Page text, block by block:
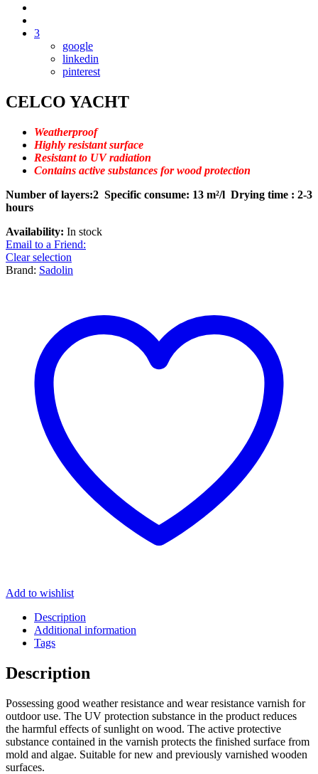
3
google
linkedin
pinterest
CELCO YACHT
Weatherproof
Highly resistant surface
Resistant to UV radiation
Contains active substances for wood protection
Number of layers:2 Specific consume: 13 m²/l Drying time : 2-3
hours
Availability: In stock
Email to a Friend:
Clear selection
Brand: Sadolin
Add to wishlist
Description
Additional information
Tags
Description
Possessing good weather resistance and wear resistance varnish for
outdoor use. The UV protection substance in the product reduces
the harmful effects of sunlight on wood. The active protective
substance contained in the varnish protects the finished surface from
mold and algae. Suitable for new and previously varnished wooden
surfaces.